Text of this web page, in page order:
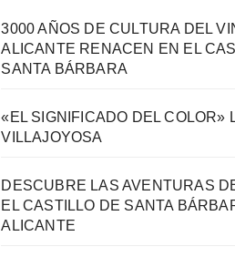
«EL SIGNIFICADO DEL COLOR»
VILLAJOYOSA
EL CASTILLO DE SANTA
ALICANTE
FERIAS EUROPEAS DEL QUESO
LA FEDERACIÓN LEVANTINA DE